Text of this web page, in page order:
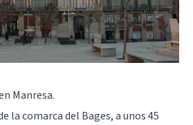
Manresa.
la comarca del Bages, a unos 45